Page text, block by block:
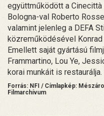
együttműködött a
Bologna-val Roberto
valamint jelenleg a DEFA
közreműködésével
Emellett saját gyártású
Frammartino, Lou Ye,
korai munkáit is restaurálja.
Forrás: NFI / Címlapkép:
Filmarchívum